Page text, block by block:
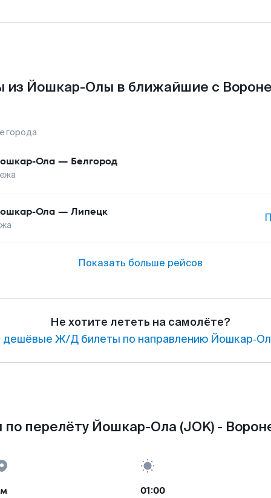
из Йошкар-Олы в ближайшие с
города
Ола — Белгород
Ола — Липецк
Показать больше рейсов
Не хотите лететь на самолёте?
дешёвые Ж/Д билеты по направлению
перелёту Йошкар-Ола (JOK) -
01:00